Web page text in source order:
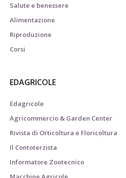
Salute e benessere
Alimentazione
Riproduzione
Corsi
EDAGRICOLE
Edagricole
Agricommercio & Garden Center
Rivista di Orticoltura e Floricoltura
Il Contoterzista
Informatore Zootecnico